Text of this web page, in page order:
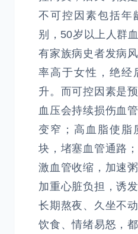
不可控因素包括年
别，50岁以上人群
有家族病史者发病
率高于女性，绝经
升。而可控因素是
血压会持续损伤血
变窄；高血脂使脂
块，堵塞血管通路
激血管收缩，加速
加重心脏负担，诱
长期熬夜、久坐不
饮食、情绪易怒，